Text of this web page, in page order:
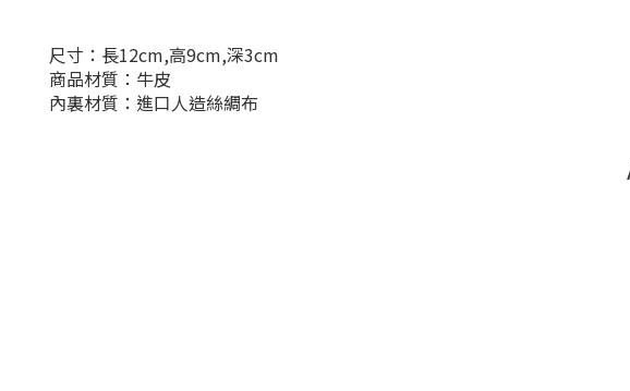
尺寸：長12cm,高9cm,深3cm
商品材質：牛皮
內裏材質：進口人造絲綢布